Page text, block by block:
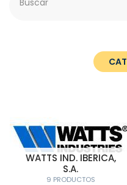
WATTS IND. IBERICA,
S.A.
9 PRODUCTOS